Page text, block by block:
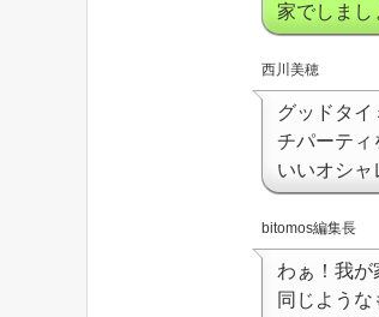
家でしまし
西川美穂
グッドタ
チパーテ
いいオシャ
bitomos編集長
わぁ！我が
同じよう